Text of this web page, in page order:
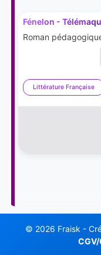
Fénelon -
Roman
Littérature Française
© 2026 Fraisk -
CGV/